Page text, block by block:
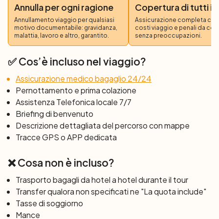
orientale di Amsterdam e costruito, come spesso
accade in Olanda, su un terreno bonificato dalle acque.
Proseguirete quindi verso lastorica città di Muiden
conosciuta per il castello medievale costruito alla foce
del fiume.
La tappa si conclude nei pressi della cittadina di
Weespda dove la barca navigherà, durante la cena, fino
a Vianen piccola città fortificata sul basso Reno.
Cena e pernottamento a bordo.
4° giorno: Vianen – Schoonhoven |
Schoonhoven – Kinderdijk ( 32 km) | Kinderdijk
Durante la colazione la barca salperà per
Schoonhoven
pedalata attraversando ilpolder
dell’Alblasserwaard, sito UNESCO con i famosi 19
mulini a vento del Parco di Kinderdijk
Annulla per ogni ragione
Annullamento viaggio per qualsiasi
motivo documentabile: gravidanza,
malattia, lavoro e altro, garantito.
Copertura di tutti i
Assicurazione completa
costi viaggio e penali da
senza preoccupazioni.
✅ Cos’è incluso nel viaggio?
Assicurazione medico bagaglio 24/24
Pernottamento e prima colazione
Assistenza Telefonica locale 7/7
Briefing di benvenuto
Descrizione dettagliata del percorso con mappe
Tracce GPS o APP dedicata
❌ Cosa non è incluso?
Trasporto bagagli da hotel a hotel durante il tour
Transfer qualora non specificati ne "La quota include"
Tasse di soggiorno
Mance